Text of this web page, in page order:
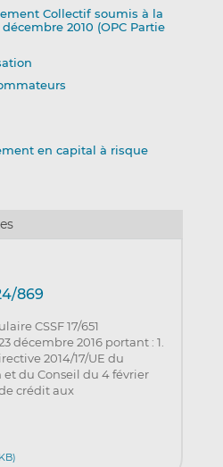
Collectif soumis à la
2010 (OPC Partie
en capital à risque
869
CSSF 17/651
décembre 2016 portant : 1.
2014/17/UE du
du Conseil du 4 février
crédit aux